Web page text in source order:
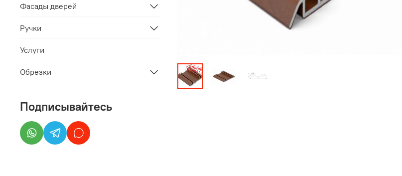
Фасады дверей
Ручки
Услуги
Обрезки
Подписывайтесь